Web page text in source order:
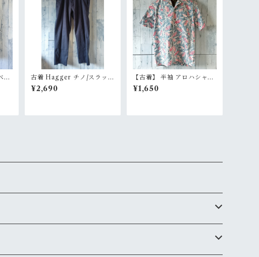
ン
古着 Hagger チノ/スラック
ス サイズ38×30 ネイビー系
RankB
¥2,690
【古着】 半袖 アロハシャツ
S USA製 ボタニカル柄 総柄
オープンカラー シワになり
¥1,650